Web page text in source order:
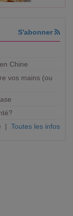
S'abonner
Chine
vos mains (ou
| Toutes les infos